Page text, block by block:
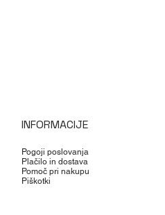
INFORMACIJE
Pogoji poslovanja
Plačilo in dostava
Pomoč pri nakupu
Piškotki